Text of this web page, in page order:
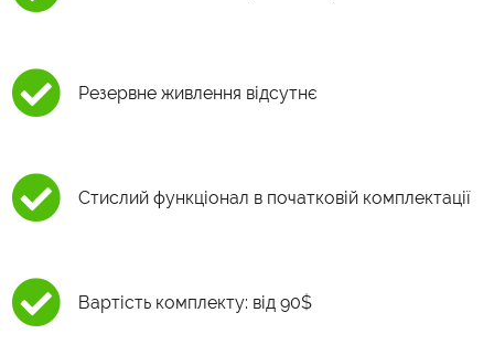
Резервне живлення відсутнє
Стислий функціонал в початковій комплектації
Вартість комплекту: від 90$